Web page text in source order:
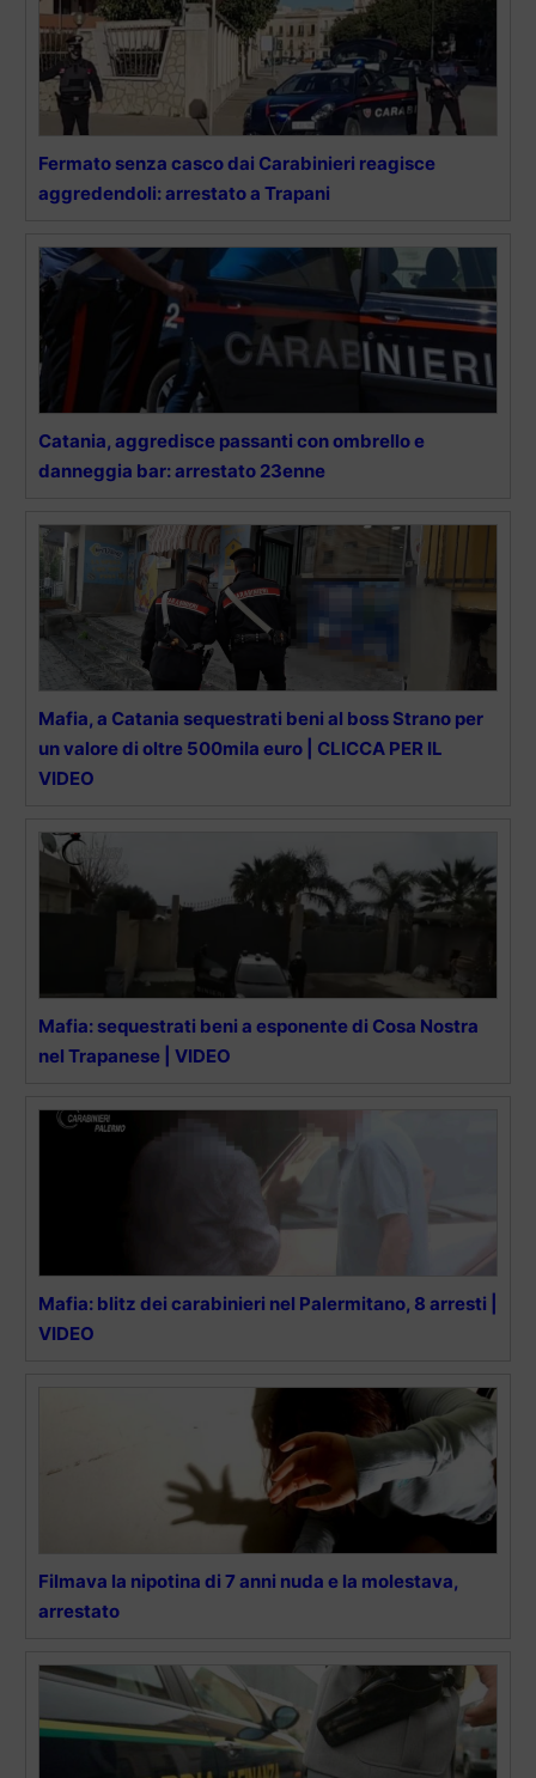
Fermato senza casco dai Carabinieri reagisce
aggredendoli: arrestato a Trapani
Catania, aggredisce passanti con ombrello e
danneggia bar: arrestato 23enne
Mafia, a Catania sequestrati beni al boss Strano per
un valore di oltre 500mila euro | CLICCA PER IL
VIDEO
Mafia: sequestrati beni a esponente di Cosa Nostra
nel Trapanese | VIDEO
Mafia: blitz dei carabinieri nel Palermitano, 8 arresti |
VIDEO
Filmava la nipotina di 7 anni nuda e la molestava,
arrestato